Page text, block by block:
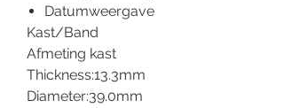
Datumweergave
Kast/Band
Afmeting kast
Thickness:13.3mm
Diameter:39.0mm